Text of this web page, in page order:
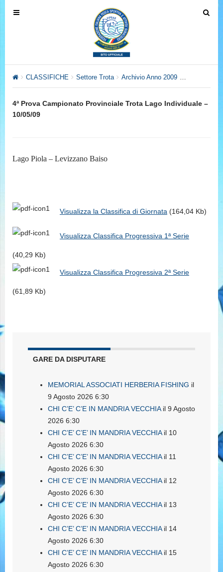
T
v
t
T
CLASSIFICHE Settore Trota Archivio Anno 2009 Campionato
4ª Prova Campionato Provinciale Trota Lago Individuale –
10/05/09
Lago Piola – Levizzano Baiso
Visualizza la Classifica di Giornata (164,04 Kb)
Visualizza Classifica Progressiva 1ª Serie
(40,29 Kb)
Visualizza Classifica Progressiva 2ª Serie
(61,89 Kb)
GARE DA DISPUTARE
MEMORIAL ASSOCIATI HERBERIA FISHING il
9 Agosto 2026 6:30
CHI C’E’ C’E IN MANDRIA VECCHIAil 9 Agosto
2026 6:30
CHI C’E’ C’E’ IN MANDRIA VECCHIAil 10
Agosto 2026 6:30
CHI C’E’ C’E’ IN MANDRIA VECCHIAil 11
Agosto 2026 6:30
CHI C’E’ C’E’ IN MANDRIA VECCHIAil 12
Agosto 2026 6:30
CHI C’E’ C’E’ IN MANDRIA VECCHIAil 13
Agosto 2026 6:30
CHI C’E’ C’E’ IN MANDRIA VECCHIAil 14
Agosto 2026 6:30
CHI C’E’ C’E’ IN MANDRIA VECCHIAil 15
Agosto 2026 6:30